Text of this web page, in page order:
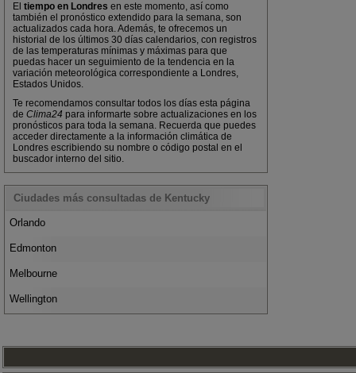
El tiempo en Londres en este momento, así como
también el pronóstico extendido para la semana, son
actualizados cada hora. Además, te ofrecemos un
historial de los últimos 30 días calendarios, con registros
de las temperaturas mínimas y máximas para que
puedas hacer un seguimiento de la tendencia en la
variación meteorológica correspondiente a Londres,
Estados Unidos.
Te recomendamos consultar todos los días esta página
de Clima24 para informarte sobre actualizaciones en los
pronósticos para toda la semana. Recuerda que puedes
acceder directamente a la información climática de
Londres escribiendo su nombre o código postal en el
buscador interno del sitio.
Ciudades más consultadas de Kentucky
Orlando
Edmonton
Melbourne
Wellington